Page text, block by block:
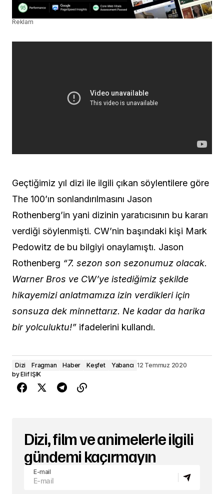
Reklam
Geçtiğimiz yıl dizi ile ilgili çıkan söylentilere göre
The 100’ın sonlandırılmasını Jason
Rothenberg’in yani dizinin yaratıcısının bu kararı
verdiği söylenmişti. CW’nin başındaki kişi Mark
Pedowitz de bu bilgiyi onaylamıştı. Jason
Rothenberg “7. sezon son sezonumuz olacak.
Warner Bros ve CW’ye istediğimiz şekilde
hikayemizi anlatmamıza izin verdikleri için
sonsuza dek minnettarız. Ne kadar da harika
bir yolculuktu!” ifadelerini kullandı.
Dizi Fragman Haber Keşfet Yabancı 12 Temmuz 2020
byElif IŞIK
Dizi, film ve animelerle ilgili
gündemi kaçırmayın
E-mail